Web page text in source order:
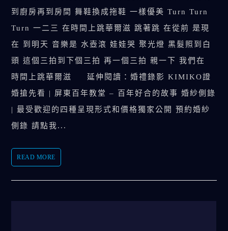
到廚房再到房間 舞鞋換成拖鞋 一樣優美 Turn Turn
Turn 一二三 在時間上跳華爾滋 跳著跳 在從前 是現
在 到明天 音樂是 水壺滾 娃娃哭 聚光燈 黑髮照到白
頭 這個三拍到下個三拍 再一個三拍 親一下 我們在
時間上跳華爾滋 延伸閱讀：婚禮錄影 KIMIKO證
婚搶先看 | 屏東百年教堂 – 百年好合的故事 婚紗側錄
| 最受歡迎的四種呈現形式和價格獨家公開 預約婚紗
側錄 請點我...
READ MORE